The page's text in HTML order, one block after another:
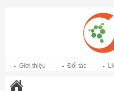
Giới thiệu Đối tác